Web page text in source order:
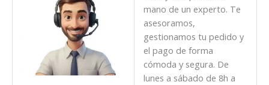
mano de un experto. Te
asesoramos,
gestionamos tu pedido y
el pago de forma
cómoda y segura. De
lunes a sábado de 8h a